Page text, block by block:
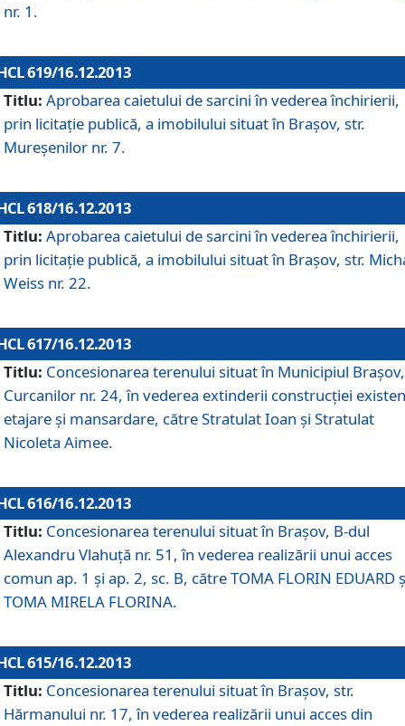
nr. 1.
619/16.12.2013
Titlu: Aprobarea caietului de sarcini în vederea închirierii,
prin licitaţie publică, a imobilului situat în Braşov, str.
Mureşenilor nr. 7.
618/16.12.2013
Titlu: Aprobarea caietului de sarcini în vederea închirierii,
prin licitaţie publică, a imobilului situat în Braşov, str.
Weiss nr. 22.
617/16.12.2013
Titlu: Concesionarea terenului situat în Municipiul
Curcanilor nr. 24, în vederea extinderii construcţiei
etajare şi mansardare, către Stratulat Ioan şi Stratulat
Nicoleta Aimee.
616/16.12.2013
Titlu: Concesionarea terenului situat în Braşov, B-dul
Alexandru Vlahuţă nr. 51, în vederea realizării unui acces
comun ap. 1 şi ap. 2, sc. B, către TOMA FLORIN EDUARD
TOMA MIRELA FLORINA.
615/16.12.2013
Titlu: Concesionarea terenului situat în Braşov, str.
Hărmanului nr. 17, în vederea realizării unui acces din